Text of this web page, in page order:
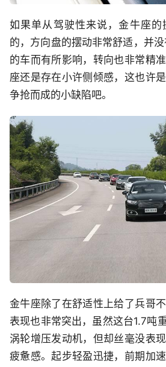
如果单从驾驶性来说，金牛座
的，方向盘的摆动非常舒适，并
的车而有所影响，转向也非常精
座还是存在小许侧倾感，这也许
争抢而成的小缺陷吧。
金牛座除了在舒适性上给了兵哥
表现也非常突出，虽然这台1.7吨
涡轮增压发动机，但却丝毫没表
疲惫感。起步轻盈迅捷，前期加